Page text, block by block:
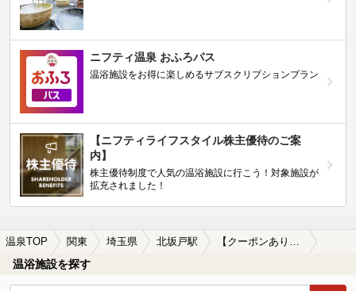
ニフティ温泉 おふろパス
温浴施設をお得に楽しめるサブスクリプションプラン
【ニフティライフスタイル株主優待のご案
内】
株主優待制度で人気の温浴施設に行こう！対象施設が
拡充されました！
温泉TOP 関東 埼玉県 北坂戸駅 【クーポンあり】塩化物泉が楽しめる北坂戸駅近くの温泉、日帰り温泉、スーパー銭湯おすすめ
温浴施設を探す